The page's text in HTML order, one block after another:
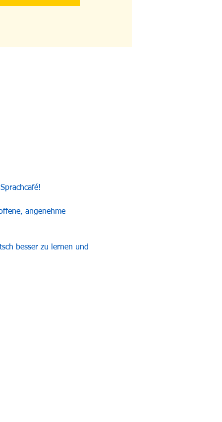
angenehme
besser zu lernen und